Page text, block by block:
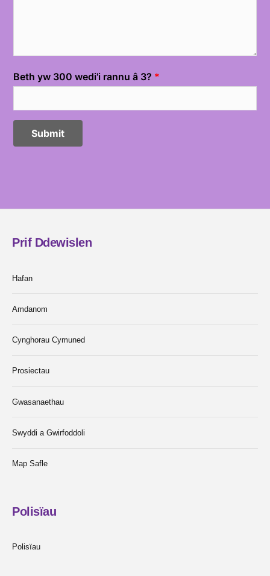
Prif Ddewislen
Hafan
Amdanom
Cynghorau Cymuned
Prosiectau
Gwasanaethau
Swyddi a Gwirfoddoli
Map Safle
Polisïau
Polisïau